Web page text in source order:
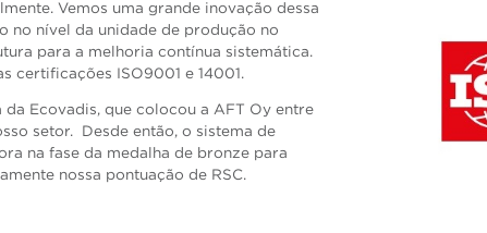
Vemos uma grande inovação dessa
no nível da unidade de produção no
para a melhoria contínua sistemática.
certificações ISO9001 e 14001.
Ecovadis, que colocou a AFT Oy entre
setor. Desde então, o sistema de
na fase da medalha de bronze para
nossa pontuação de RSC.